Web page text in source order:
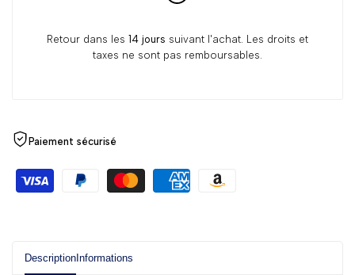
Retour dans les 14 jours suivant l'achat. Les droits et
taxes ne sont pas remboursables.
Paiement sécurisé
Description Informations